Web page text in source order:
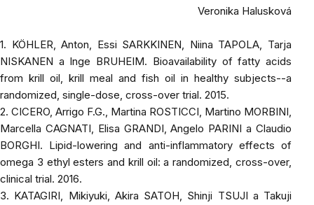
Veronika Halusková
1. KÖHLER, Anton, Essi SARKKINEN, Niina TAPOLA, Tarja
NISKANEN a Inge BRUHEIM. Bioavailability of fatty acids
from krill oil, krill meal and fish oil in healthy subjects--a
randomized, single-dose, cross-over trial. 2015.
2. CICERO, Arrigo F.G., Martina ROSTICCI, Martino MORBINI,
Marcella CAGNATI, Elisa GRANDI, Angelo PARINI a Claudio
BORGHI. Lipid-lowering and anti-inflammatory effects of
omega 3 ethyl esters and krill oil: a randomized, cross-over,
clinical trial. 2016.
3. KATAGIRI, Mikiyuki, Akira SATOH, Shinji TSUJI a Takuji